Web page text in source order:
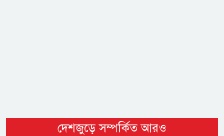
দেশজুড়ে সম্পর্কিত আরও